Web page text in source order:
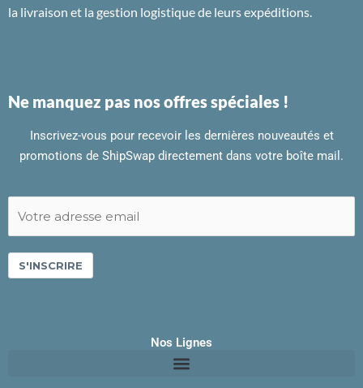
la livraison et la gestion logistique de leurs expéditions.
Ne manquez pas nos offres spéciales !
Inscrivez-vous pour recevoir les dernières nouveautés et
promotions de ShipSwap directement dans votre boîte mail.
S'INSCRIRE
Nos Lignes